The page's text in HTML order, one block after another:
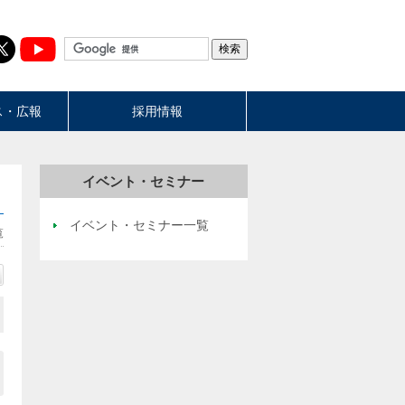
広報 採用情報
イベント・セミナー
イベント・セミナー一覧